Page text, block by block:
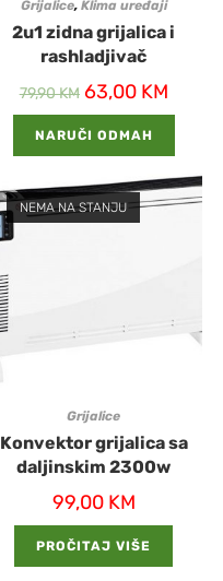
Grijalice, Klima uređaji
2u1 zidna grijalica i
rashladjivač
79,90KM 63,00 KM
NARUČI ODMAH
NEMA NA STANJU
Grijalice
Konvektor grijalica sa
daljinskim 2300w
99,00 KM
PROČITAJ VIŠE